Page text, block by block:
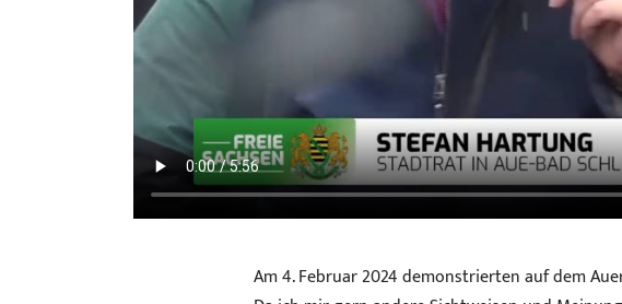
Am 4. Februar 2024 demonstrierten auf dem